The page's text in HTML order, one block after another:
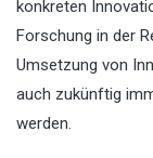
konkreten
Forschung in der
Umsetzung von
auch zukünftig
werden.